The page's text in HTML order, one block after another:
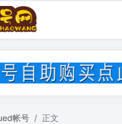
帐号 正文